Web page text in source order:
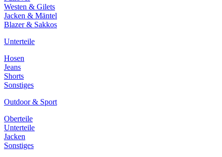
Westen & Gilets
Jacken & Mäntel
Blazer & Sakkos
Unterteile
Hosen
Jeans
Shorts
Sonstiges
Outdoor & Sport
Oberteile
Unterteile
Jacken
Sonstiges